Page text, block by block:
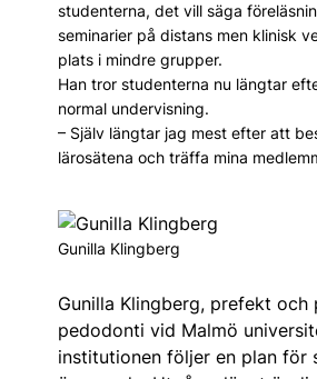
studenterna, det vill säga
seminarier på distans men klinisk
plats i mindre grupper.
Han tror studenterna nu längtar
normal undervisning.
– Själv längtar jag mest efter att
lärosätena och träffa mina
Gunilla Klingberg
Gunilla Klingberg, prefekt och
pedodonti vid Malmö
institutionen följer en plan för